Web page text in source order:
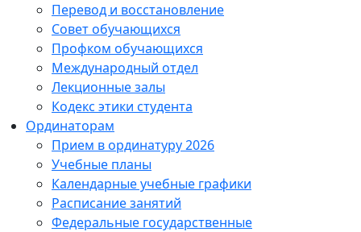
Перевод и восстановление
Совет обучающихся
Профком обучающихся
Международный отдел
Лекционные залы
Кодекс этики студента
Ординаторам
Прием в ординатуру 2026
Учебные планы
Календарные учебные графики
Расписание занятий
Федеральные государственные